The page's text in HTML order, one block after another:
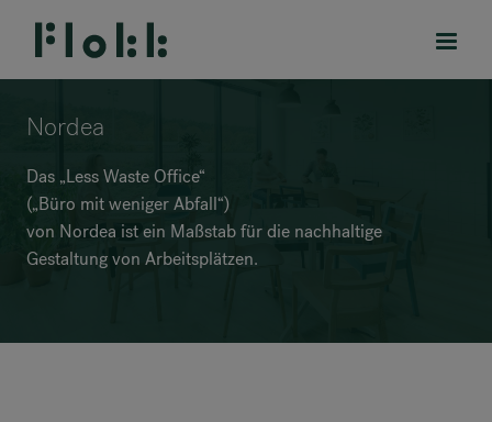
PRODUKTE
PROJEKTE
Nordea
Das „Less Waste Office“
(„Büro mit weniger Abfall“)
von Nordea ist ein Maßstab für die nachhaltige
Gestaltung von Arbeitsplätzen.